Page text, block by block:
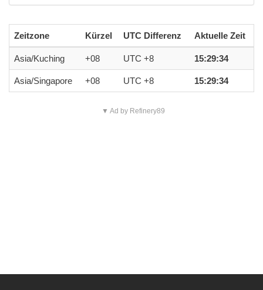
Zeitzone Kürzel UTC Differenz Aktuelle Zeit
Asia/Kuching +08 UTC +8 15:29:34
Asia/Singapore +08 UTC +8 15:29:34
▼ Ad by Refinery89